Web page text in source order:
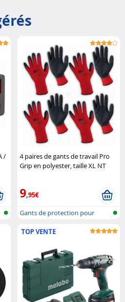
/
4 paires de gants de travail Pro
Grip en polyester, taille XL NT
9,95€
Gants de protection pour
TOP VENTE